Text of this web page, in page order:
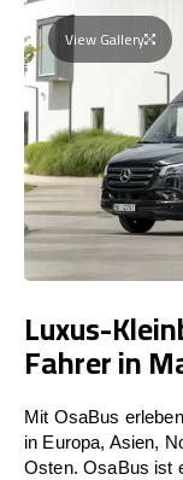
View Gallery
Luxus-
Fahrer in
Mit OsaBus
in Europa, Asien,
Osten. OsaBus ist